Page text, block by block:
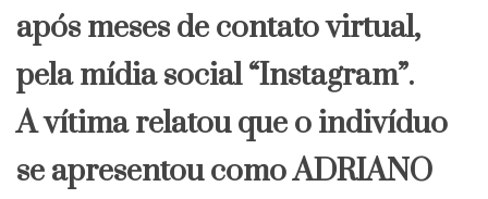
após meses de contato virtual,
pela mídia social “Instagram”.
A vítima relatou que o indivíduo
se apresentou como ADRIANO